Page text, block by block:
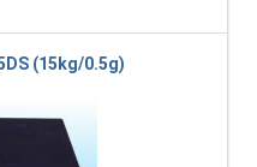
(15kg/0.5g)